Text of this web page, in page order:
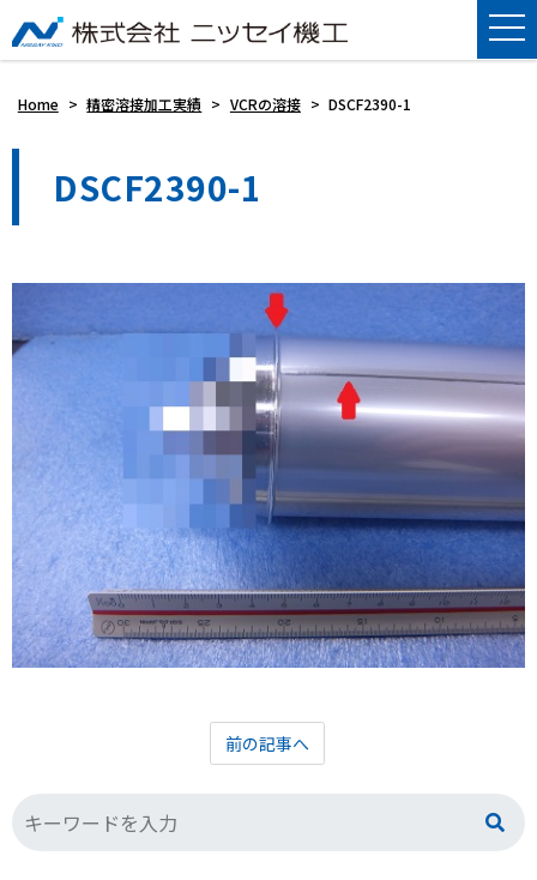
Home > 精密溶接加工実績 > VCRの溶接 > DSCF2390-1
DSCF2390-1
前の記事へ